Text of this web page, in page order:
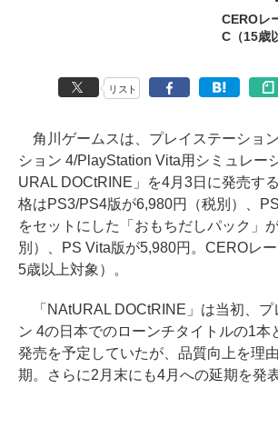
CEROレ
C（15歳
リスト
角川ゲームスは、プレイステーショ
ション 4/PlayStation Vita用シミュレー
URAL DOCtRINE」を4月3日に発売す
格はPS3/PS4版が6,980円（税別）、
をセットにした「おもちだしパック」
別）、PS Vita版が5,980円。CEROレ
5歳以上対象）。
「NAtURAL DOCtRINE」は当初、プ
ン 4の日本でのローンチタイトルの1本
発売を予定していたが、品質向上を理
期。さらに2月末にも4月への延期を発表